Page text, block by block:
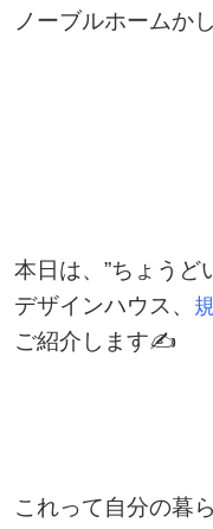
ノーブルホームか
本日は、”ちょうど
デザインハウス、
ご紹介します✍
これって自分の暮